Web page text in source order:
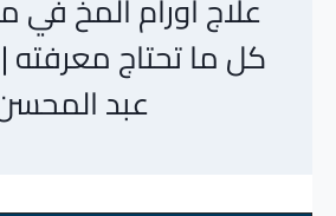
كل ما تحتاج معرفته
عبد